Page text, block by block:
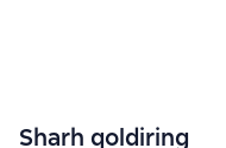
Sharh qoldiring